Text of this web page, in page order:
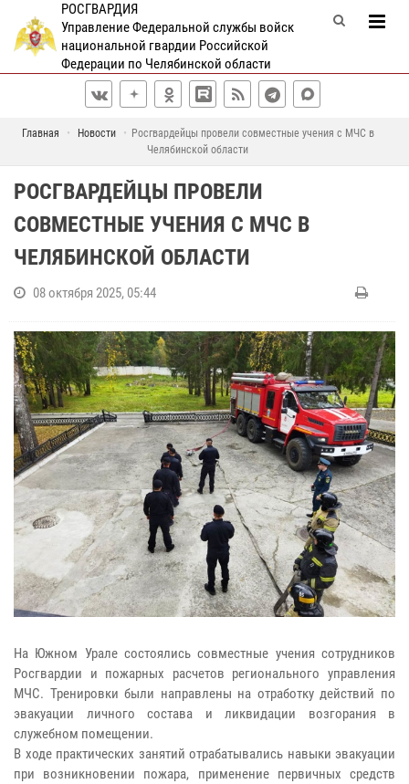
РОСГВАРДИЯ
Управление Федеральной службы войск
национальной гвардии Российской
Федерации по Челябинской области
Главная Новости
Росгвардейцы провели совместные учения с МЧС в
Челябинской области
РОСГВАРДЕЙЦЫ ПРОВЕЛИ
СОВМЕСТНЫЕ УЧЕНИЯ С МЧС В
ЧЕЛЯБИНСКОЙ ОБЛАСТИ
08 октября 2025, 05:44
На Южном Урале состоялись совместные учения сотрудников
Росгвардии и пожарных расчетов регионального управления
МЧС. Тренировки были направлены на отработку действий по
эвакуации личного состава и ликвидации возгорания в
служебном помещении.
В ходе практических занятий отрабатывались навыки эвакуации
при возникновении пожара, применение первичных средств